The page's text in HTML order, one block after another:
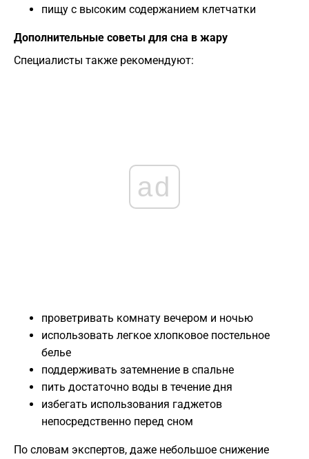
пищу с высоким содержанием клетчатки
Дополнительные советы для сна в жару
Специалисты также рекомендуют:
ad
проветривать комнату вечером и ночью
использовать легкое хлопковое постельное
белье
поддерживать затемнение в спальне
пить достаточно воды в течение дня
избегать использования гаджетов
непосредственно перед сном
По словам экспертов, даже небольшое снижение